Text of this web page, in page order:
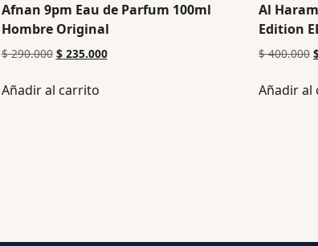
Afnan 9pm Eau de Parfum 100ml
Hombre Original
$290.000 $235.000
Añadir al carrito
Al
Edition
$400.000
Añadir al